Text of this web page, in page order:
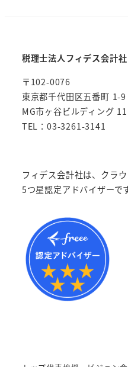
税理士法人フィデス会計社
〒102-0076
東京都千代田区五番町 1-9
MG市ヶ谷ビルディング
TEL：03-3261-3141
フィデス会計社は、クラ
5つ星認定アドバイザーです